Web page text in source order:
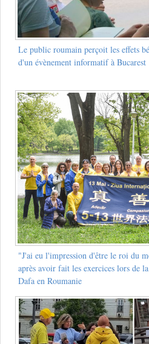
Le public roumain perçoit les effets
d'un évènement informatif à Bucarest
"J'ai eu l'impression d'être le roi du
après avoir fait les exercices lors de
Dafa en Roumanie